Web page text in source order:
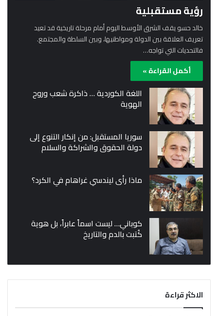
رؤية مستقبلية
خالد حسو يقف الشرق الأوسط اليوم أمام مرحلة تاريخية قد تعيد
تعريف العلاقة بين الدولة ومواطنيها، وبين السلطة والمجتمع.
فالتحديات التي تواجه…
أكمل القراءة »
اللغة الكوردية … ذاكرة شعب وروح
الهوية
سوريا المستقبل: من إنكار التنوع إلى
دولة الحقوق والشراكة والسلام
ماذا رأى ليندسي غراهام في الكرد؟
كوباني… ليست اسماً عابراً، بل هوية
كُتبت بالدم والتاريخ
الاكثر قراءة